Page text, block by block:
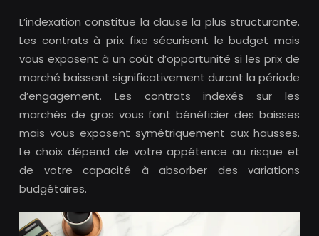
L’indexation constitue la clause la plus structurante.
Les contrats à prix fixe sécurisent le budget mais
vous exposent à un coût d’opportunité si les prix de
marché baissent significativement durant la période
d’engagement. Les contrats indexés sur les
marchés de gros vous font bénéficier des baisses
mais vous exposent symétriquement aux hausses.
Le choix dépend de votre appétence au risque et
de votre capacité à absorber des variations
budgétaires.